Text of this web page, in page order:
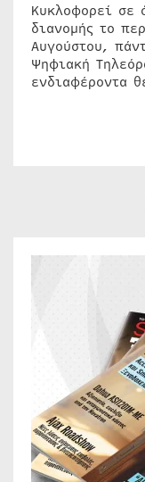
Κυκλοφορεί σε
διανομής το
Αυγούστου,
Ψηφιακή
ενδιαφέροντα